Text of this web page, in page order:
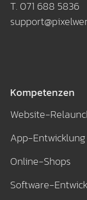
T. 071 688 5836
support@
Kompetenzen
Website-
App-Entwicklung
Online-Shops
Software-